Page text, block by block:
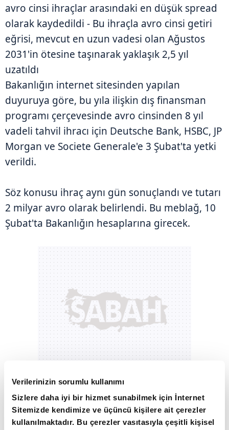
Verilerinizin sorumlu kullanımı
Sizlere daha iyi bir hizmet sunabilmek için İnternet
Sitemizde kendimize ve üçüncü kişilere ait çerezler
kullanılmaktadır. Bu çerezler vasıtasıyla çeşitli kişisel
avro cinsi ihraçlar arasındaki en düşük spread
olarak kaydedildi - Bu ihraçla avro cinsi getiri
eğrisi, mevcut en uzun vadesi olan Ağustos
2031'in ötesine taşınarak yaklaşık 2,5 yıl
uzatıldı
Bakanlığın internet sitesinden yapılan
duyuruya göre, bu yıla ilişkin dış finansman
programı çerçevesinde avro cinsinden 8 yıl
vadeli tahvil ihracı için Deutsche Bank, HSBC, JP
Morgan ve Societe Generale'e 3 Şubat'ta yetki
verildi.
Söz konusu ihraç aynı gün sonuçlandı ve tutarı
2 milyar avro olarak belirlendi. Bu meblağ, 10
Şubat'ta Bakanlığın hesaplarına girecek.
SON 15 YILIN EN DÜŞÜK "SPREAD"İ